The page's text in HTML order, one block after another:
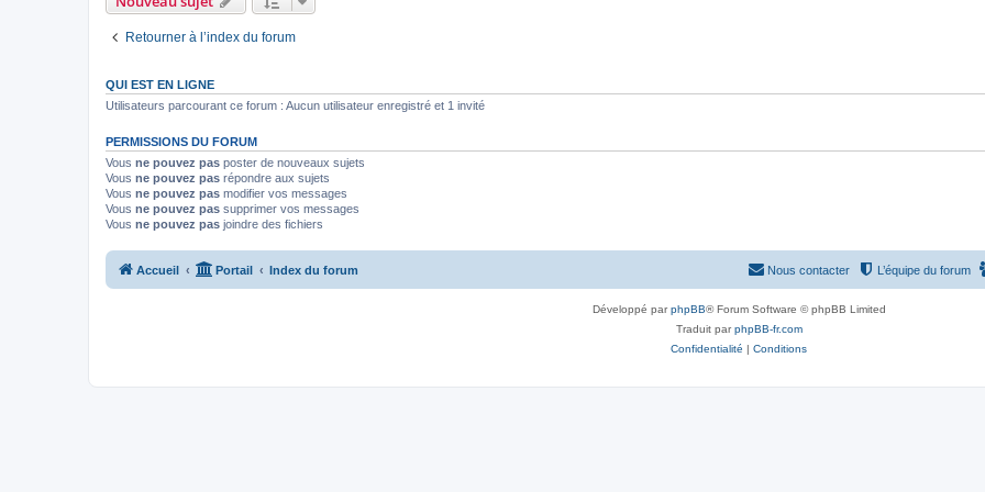
s
s
Retourner à l’index du forum
QUI EST EN LIGNE
Utilisateurs parcourant ce forum : Aucun utilisateur enregistré et 1 invité
PERMISSIONS DU FORUM
Vous ne pouvez pas poster de nouveaux sujets
Vous ne pouvez pas répondre aux sujets
Vous ne pouvez pas modifier vos messages
Vous ne pouvez pas supprimer vos messages
Vous ne pouvez pas joindre des fichiers
Accueil Portail Index du forum L’équipe du forum
Nous contacter
Développé parphpBB® Forum Software © phpBB Limited
Traduit parphpBB-fr.com
Confidentialité | Conditions